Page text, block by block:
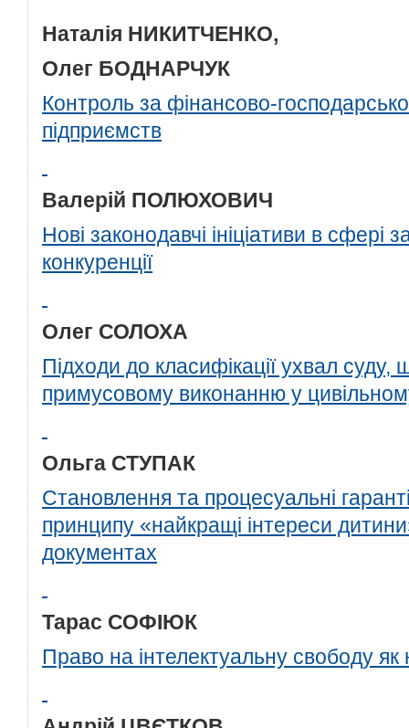
Наталія НИКИТЧЕНКО,
Олег БОДНАРЧУК
Контроль за фінансово-
підприємств
Валерій ПОЛЮХОВИЧ
Нові законодавчі ініціативи в сфері
конкуренції
Олег СОЛОХА
Підходи до класифікації ухвал суду,
примусовому виконанню у
Ольга СТУПАК
Становлення та процесуальні
принципу «найкращі інтереси
документах
Тарас СОФІЮК
Право на інтелектуальну свободу як